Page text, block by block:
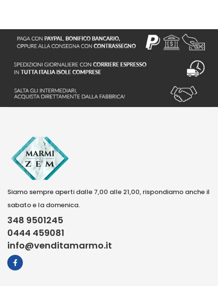
Siamo sempre aperti dalle 7,00 alle 21,00, rispondiamo anche il
sabato e la domenica.
348 9501245
0444 459081
info@venditamarmo.it